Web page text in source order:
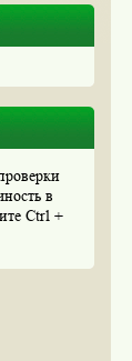
в
Ctrl +